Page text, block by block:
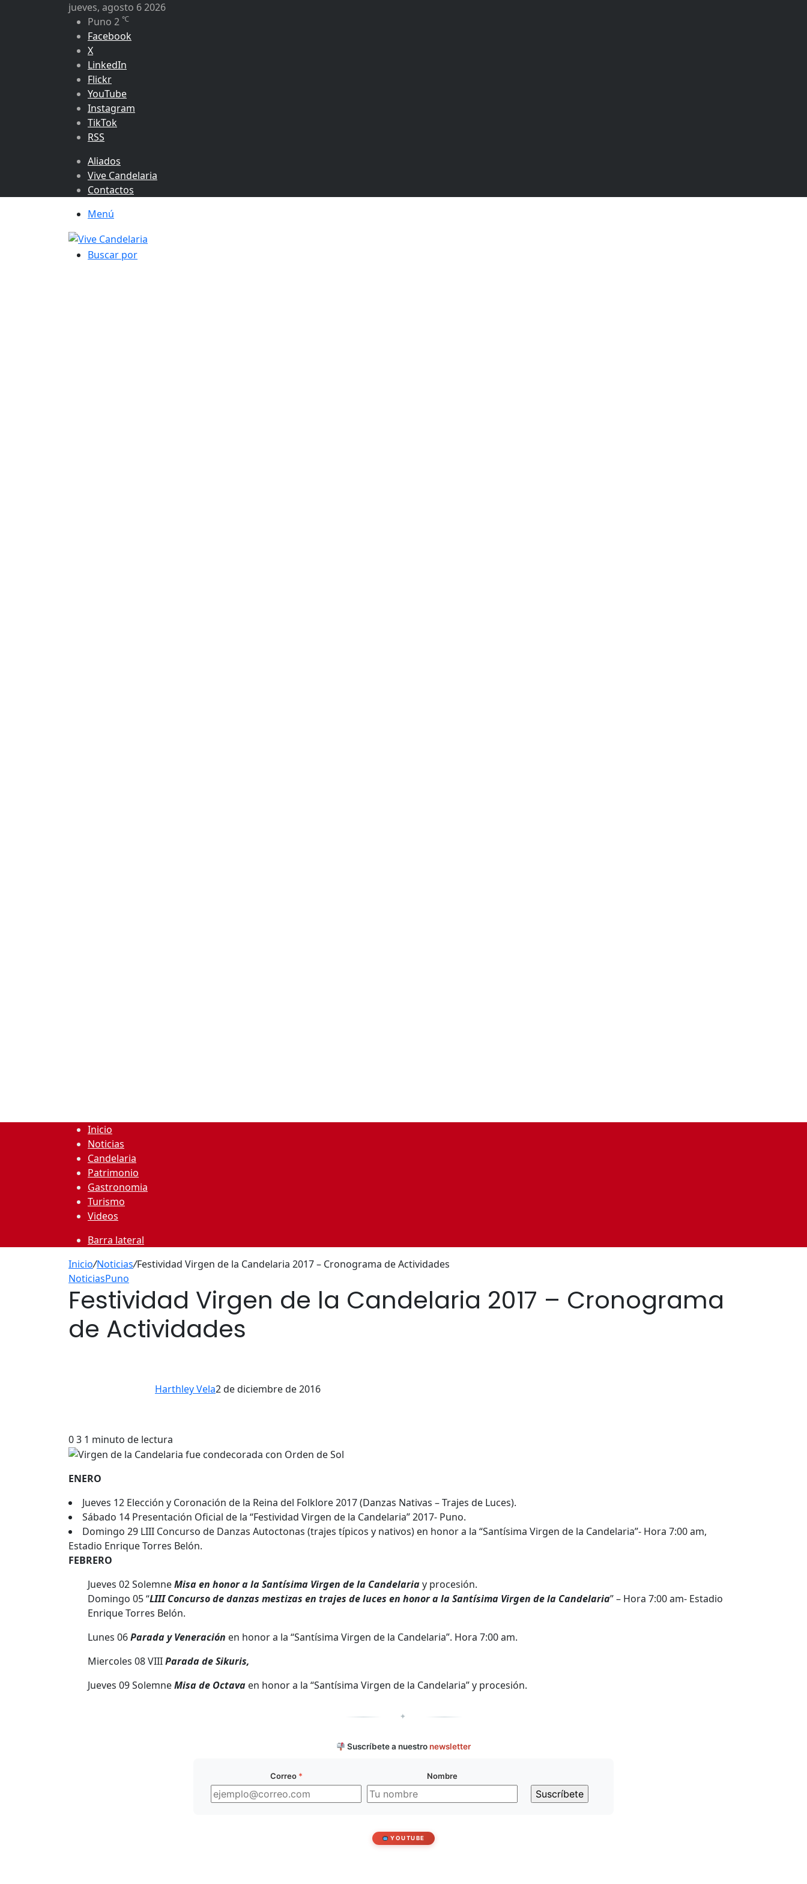
jueves, agosto 6 2026
Puno 2 ℃
Facebook
X
LinkedIn
Flickr
YouTube
Instagram
TikTok
RSS
Aliados
Vive Candelaria
Contactos
Menú
Buscar por
Inicio
Noticias
Candelaria
Patrimonio
Gastronomia
Turismo
Videos
Barra lateral
Inicio/Noticias/Festividad Virgen de la Candelaria 2017 – Cronograma de Actividades
NoticiasPuno
Festividad Virgen de la Candelaria 2017 – Cronograma
de Actividades
Harthley Vela2 de diciembre de 2016
03 1 minuto de lectura
ENERO
Jueves 12 Elección y Coronación de la Reina del Folklore 2017 (Danzas Nativas – Trajes de Luces).
Sábado 14 Presentación Oficial de la “Festividad Virgen de la Candelaria” 2017- Puno.
Domingo 29 LIII Concurso de Danzas Autoctonas (trajes típicos y nativos) en honor a la “Santísima Virgen de la Candelaria”- Hora 7:00 am,
Estadio Enrique Torres Belón.
FEBRERO
Jueves 02 SolemneMisa en honor a la Santísima Virgen de la Candelariay procesión.
Domingo 05 “LIII Concurso de danzas mestizas en trajes de luces en honor a la Santísima Virgen de la Candelaria” – Hora 7:00 am- Estadio
Enrique Torres Belón.
Lunes 06Parada y Veneración en honor a la “Santísima Virgen de la Candelaria”. Hora 7:00 am.
Miercoles 08 VIIIParada de Sikuris,
Jueves 09 SolemneMisa de Octava en honor a la “Santísima Virgen de la Candelaria” y procesión.
✦
Suscríbete a nuestro newsletter
Correo * Nombre
YOUTUBE